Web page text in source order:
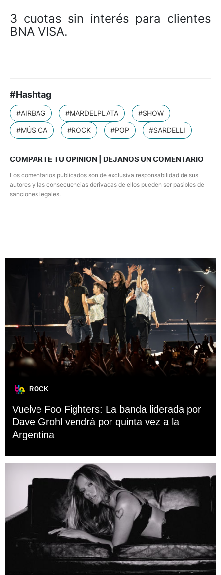
3 cuotas sin interés para clientes
BNA VISA.
#Hashtag
#AIRBAG #MARDELPLATA
#SHOW
#MÚSICA
#ROCK #POP #SARDELLI
COMPARTE TU OPINION | DEJANOS UN COMENTARIO
Los comentarios publicados son de exclusiva responsabilidad de sus
autores y las consecuencias derivadas de ellos pueden ser pasibles de
sanciones legales.
ROCK
Vuelve Foo Fighters: La banda liderada por
Dave Grohl vendrá por quinta vez a la
Argentina